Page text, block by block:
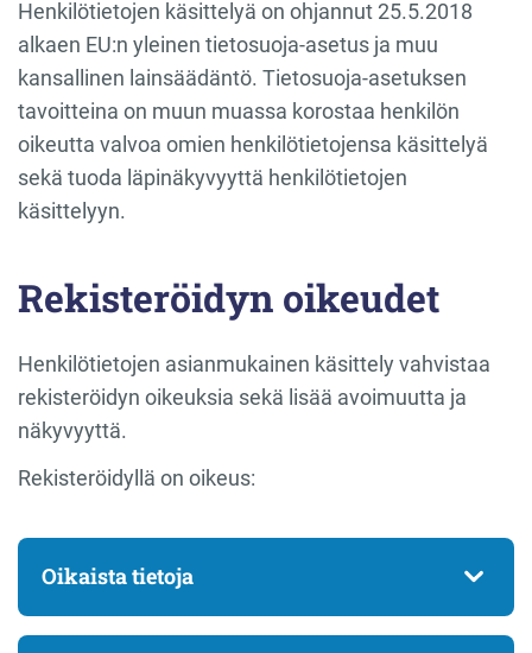
Henkilötietojen käsittelyä on ohjannut 25.5.2018
alkaen EU:n yleinen tietosuoja-asetus ja muu
kansallinen lainsäädäntö. Tietosuoja-asetuksen
tavoitteina on muun muassa korostaa henkilön
oikeutta valvoa omien henkilötietojensa käsittelyä
sekä tuoda läpinäkyvyyttä henkilötietojen
käsittelyyn.
Rekisteröidyn oikeudet
Henkilötietojen asianmukainen käsittely vahvistaa
rekisteröidyn oikeuksia sekä lisää avoimuutta ja
näkyvyyttä.
Rekisteröidyllä on oikeus:
Oikaista tietoja